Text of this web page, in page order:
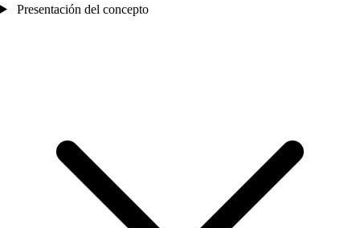
Presentación del concepto